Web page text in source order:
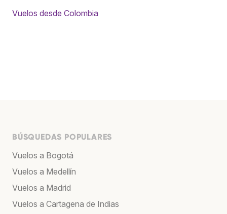
Vuelos desde Colombia
BÚSQUEDAS POPULARES
Vuelos a Bogotá
Vuelos a Medellín
Vuelos a Madrid
Vuelos a Cartagena de Indias